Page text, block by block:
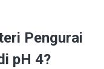
Pengurai
pH 4?